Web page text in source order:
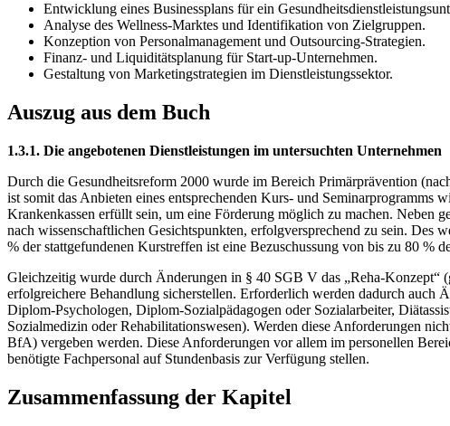
Entwicklung eines Businessplans für ein
Analyse des Wellness-Marktes und Identifikation von Zielgruppen.
Konzeption von Personalmanagement und Outsourcing-Strategien.
Finanz- und Liquiditätsplanung für Start-up-Unternehmen.
Gestaltung von Marketingstrategien im Dienstleistungssektor.
Auszug aus dem Buch
1.3.1. Die angebotenen Dienstleistungen im untersuchten Unternehmen
Durch die Gesundheitsreform 2000 wurde im Bereich Primärprävention
ist somit das Anbieten eines entsprechenden Kurs- und Seminarprogramms
Krankenkassen erfüllt sein, um eine Förderung möglich zu machen. Neben
nach wissenschaftlichen Gesichtspunkten, erfolgversprechend zu sein. Des
% der stattgefundenen Kurstreffen ist eine Bezuschussung von bis zu 80 %
Gleichzeitig wurde durch Änderungen in § 40 SGB V das „Reha-
erfolgreichere Behandlung sicherstellen. Erforderlich werden dadurch auch
Diplom-Psychologen, Diplom-Sozialpädagogen oder Sozialarbeiter,
Sozialmedizin oder Rehabilitationswesen). Werden diese Anforderungen
BfA) vergeben werden. Diese Anforderungen vor allem im personellen
benötigte Fachpersonal auf Stundenbasis zur Verfügung stellen.
Zusammenfassung der Kapitel